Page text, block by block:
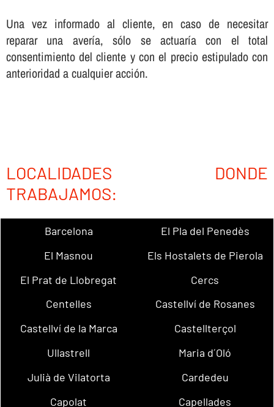
Una vez informado al cliente, en caso de necesitar
reparar una averí­a, sólo se actuarí­a con el total
consentimiento del cliente y con el precio estipulado con
anterioridad a cualquier acción.
LOCALIDADES DONDE
TRABAJAMOS:
Barcelona
El Pla del Penedès
El Masnou
Els Hostalets de Pierola
El Prat de Llobregat
Cercs
Centelles
Castellví de Rosanes
Castellví de la Marca
Castellterçol
Ullastrell
Maria d´Oló
Julià de Vilatorta
Cardedeu
Capolat
Capellades